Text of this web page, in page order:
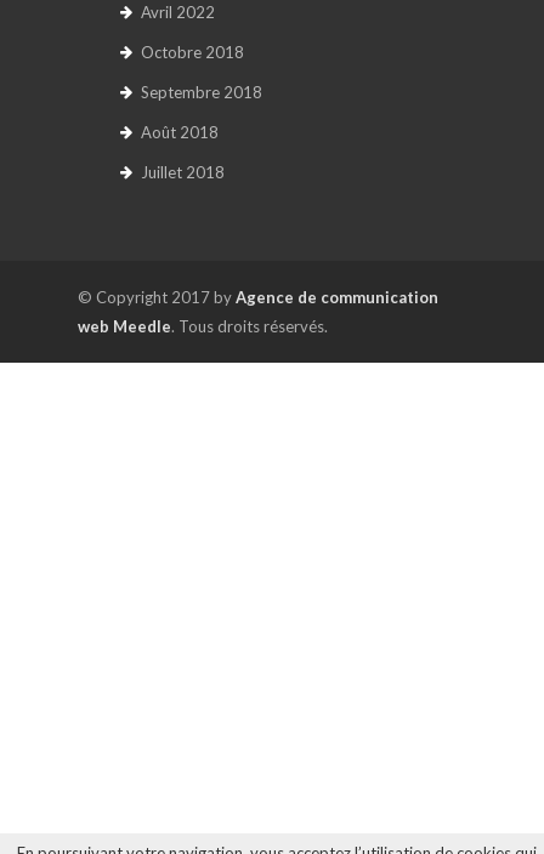
Avril 2022
Octobre 2018
Septembre 2018
Août 2018
Juillet 2018
© Copyright 2017 byAgence de communication
web Meedle. Tous droits réservés.